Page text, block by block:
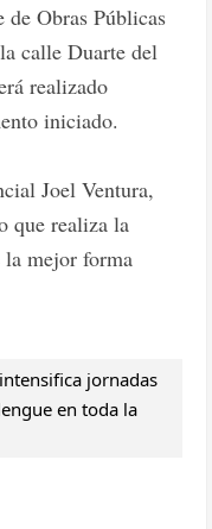
Obras Públicas
calle Duarte del
realizado
iniciado.
Joel Ventura,
que realiza la
la mejor forma
jornadas
en toda la